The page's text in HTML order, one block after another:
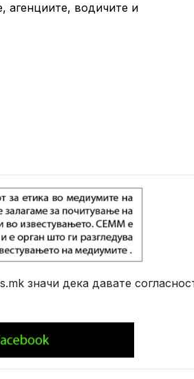
агенциите, водичите и
значи дека давате